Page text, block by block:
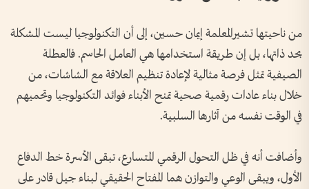
من ناحيتها تشيرالمعلمة إيمان حسين، إلى أن التكنولوجيا ليست المشكلة
بحد ذاتها، بل إن طريقة استخدامها هي العامل الحاسم. فالعطلة
الصيفية تمثل فرصة مثالية لإعادة تنظيم العلاقة مع الشاشات، من
خلال بناء عادات رقمية صحية تمنح الأبناء فوائد التكنولوجيا وتحميهم
في الوقت نفسه من آثارها السلبية.
وأضافت أنه في ظل التحول الرقمي المتسارع، تبقى الأسرة خط الدفاع
الأول، ويبقى الوعي والتوازن هما المفتاح الحقيقي لبناء جيل قادر على